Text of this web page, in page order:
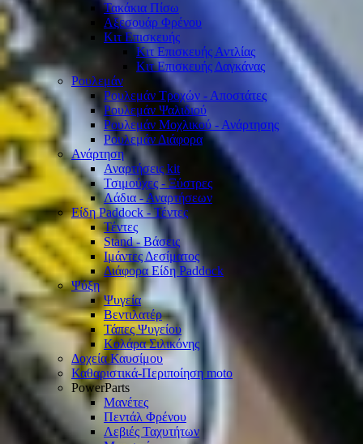
Τακάκια Πίσω
Αξεσουάρ Φρένου
Κιτ Επισκευής
Κιτ Επισκευής Αντλίας
Κιτ Επισκευής Δαγκάνας
Ρουλεμάν
Ρουλεμάν Τροχών - Αποστάτες
Ρουλεμάν Ψαλιδιού
Ρουλεμάν Μοχλικού - Ανάρτησης
Ρουλεμάν Διάφορα
Ανάρτηση
Αναρτήσεις kit
Τσιμούχες - Ξύστρες
Λάδια - Αναρτήσεων
Είδη Paddock - Τέντες
Τέντες
Stand - Βάσεις
Ιμάντες Δεσίματος
Διάφορα Είδη Paddock
Ψύξη
Ψυγεία
Βεντιλατέρ
Τάπες Ψυγείου
Κολάρα Σιλικόνης
Δοχεία Καυσίμου
Καθαριστικά-Περιποίηση moto
PowerParts
Μανέτες
Πεντάλ Φρένου
Λεβιές Ταχυτήτων